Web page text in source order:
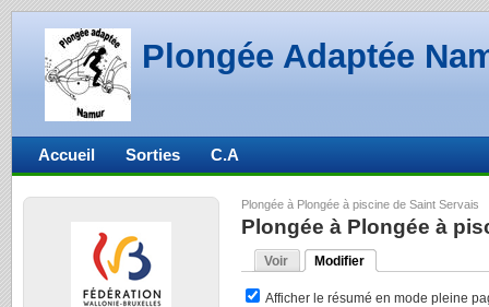
Plongée Adaptée
Plongée à Plongée à piscine de Saint Servais
Plongée à Plongée à
Voir Modifier
Afficher le résumé en mode pleine
Accueil Sorties C.A